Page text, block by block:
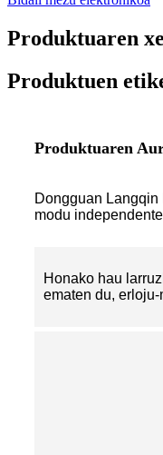
Produktuaren
Produktuen
Produktuaren
Dongguan
modu
Honako hau
ematen du,